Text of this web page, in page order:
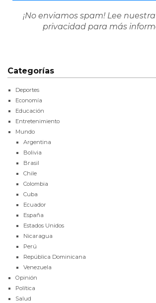
¡No enviamos spam! Lee nuestra
privacidad para más
Categorías
Deportes
Economía
Educación
Entretenimiento
Mundo
Argentina
Bolivia
Brasil
Chile
Colombia
Cuba
Ecuador
España
Estados Unidos
Nicaragua
Perú
República Dominicana
Venezuela
Opinión
Política
Salud